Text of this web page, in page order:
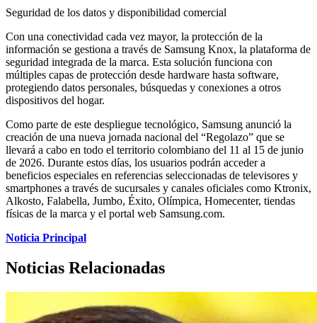
Seguridad de los datos y disponibilidad comercial
Con una conectividad cada vez mayor, la protección de la
información se gestiona a través de Samsung Knox, la plataforma de
seguridad integrada de la marca. Esta solución funciona con
múltiples capas de protección desde hardware hasta software,
protegiendo datos personales, búsquedas y conexiones a otros
dispositivos del hogar.
Como parte de este despliegue tecnológico, Samsung anunció la
creación de una nueva jornada nacional del “Regolazo” que se
llevará a cabo en todo el territorio colombiano del 11 al 15 de junio
de 2026. Durante estos días, los usuarios podrán acceder a
beneficios especiales en referencias seleccionadas de televisores y
smartphones a través de sucursales y canales oficiales como Ktronix,
Alkosto, Falabella, Jumbo, Éxito, Olímpica, Homecenter, tiendas
físicas de la marca y el portal web Samsung.com.
Noticia Principal
Noticias Relacionadas